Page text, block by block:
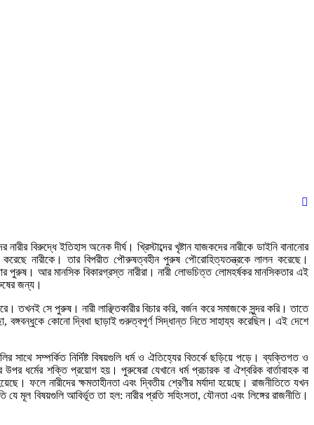
বিরুদ্ধে ইতিহাস অনেক দীর্ঘ। খ্রিস্টাব্দের খৃষ্টান যাজকদের নারীকে ডাইনি বানানোর
নারীকে। তার বিপরীত পৌরুষত্বহীন পুরুষ পৌরোহিত্যতন্ত্রকে লালন করেছে।
পুরুষ। আর মানসিক বিকারগ্রস্ত নারীরা। নারী লোভচিত্ত লোমহর্ষকর মানসিকতার এই
জন্য।
তখনই সে পুরুষ। নারী লাঞ্ছিতকারীর বিচার করি, বর্জন করে সমাজকে সুন্দর করি। তাতে
বঙ্গবন্ধুকে কোনো দ্বিধা ছাড়াই গুরুত্বপূর্ণ সিদ্ধান্ত নিতে সাহায্য করেছিল। এই দেশে
সাথে সম্পর্কিত নির্দিষ্ট বিষয়গুলি ধর্ম ও ঐতিহ্যের বিতর্কে ছড়িয়ে পড়ে। ব্যক্তিগত ও
ধর্মের শক্তি প্রয়োগ হয়। পুরুষেরা যেখানে ধর্ম প্রচারক বা ঐশ্বরিক বার্তাবাহক বা
ফলে নারীদের ক্ষমতাহীনতা এবং দ্বিতীয় শ্রেণীর মর্যাদা হয়েছে। রাজনীতিতে যখন
যে মূল বিষয়গুলি আবির্ভূত তা হল: নারীর প্রতি সহিংসতা, যৌনতা এবং লিঙ্গের রাজনীতি।